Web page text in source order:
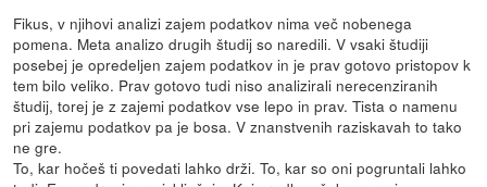
Fikus, v njihovi analizi zajem podatkov nima več nobenega
pomena. Meta analizo drugih študij so naredili. V vsaki študiji
posebej je opredeljen zajem podatkov in je prav gotovo pristopov k
tem bilo veliko. Prav gotovo tudi niso analizirali nerecenziranih
študij, torej je z zajemi podatkov vse lepo in prav. Tista o namenu
pri zajemu podatkov pa je bosa. V znanstvenih raziskavah to tako
ne gre.
To, kar hočeš ti povedati lahko drži. To, kar so oni pogruntali lahko